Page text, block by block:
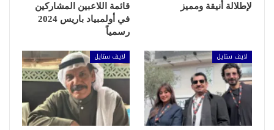
لإطلالة أنيقة ومميز
قائمة اللاعبين المشاركين
في أولمبياد باريس 2024
رسمياً
لايف ستايل لايف ستايل